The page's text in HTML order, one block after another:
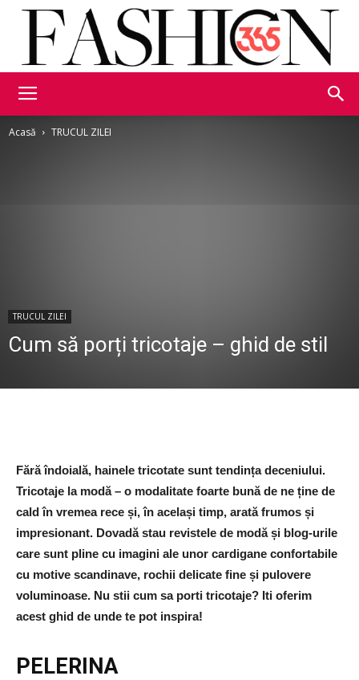
Acasă TRUCUL ZILEI
TRUCUL ZILEI
Cum să porți tricotaje – ghid de stil
Fără îndoială, hainele tricotate sunt tendința deceniului.
Tricotaje la modă – o modalitate foarte bună de ne ține de
cald în vremea rece și, în același timp, arată frumos și
impresionant. Dovadă stau revistele de modă și blog-urile
care sunt pline cu imagini ale unor cardigane confortabile
cu motive scandinave, rochii delicate fine și pulovere
voluminoase. Nu stii cum sa porti tricotaje? Iti oferim
acest ghid de unde te pot inspira!
PELERINA